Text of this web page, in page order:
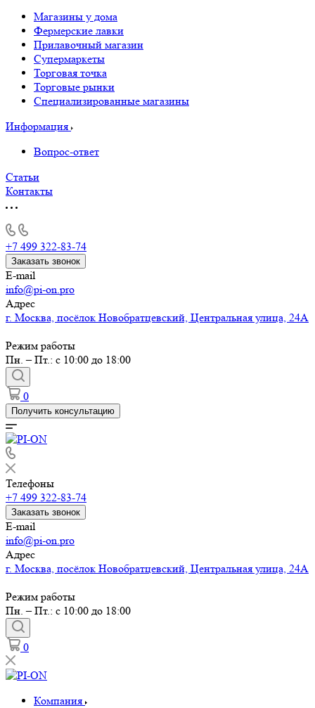
Магазины у дома
Фермерские лавки
Прилавочный магазин
Супермаркеты
Торговая точка
Торговые рынки
Специализированные магазины
Информация
Вопрос-ответ
Статьи
Контакты
+7 499 322-83-74
Заказать звонок
E-mail
info@pi-on.pro
Адрес
г. Москва, посёлок Новобратцевский, Центральная улица, 24А
Режим работы
Пн. – Пт.: с 10:00 до 18:00
0
Получить консультацию
Телефоны
+7 499 322-83-74
Заказать звонок
E-mail
info@pi-on.pro
Адрес
г. Москва, посёлок Новобратцевский, Центральная улица, 24А
Режим работы
Пн. – Пт.: с 10:00 до 18:00
0
Компания